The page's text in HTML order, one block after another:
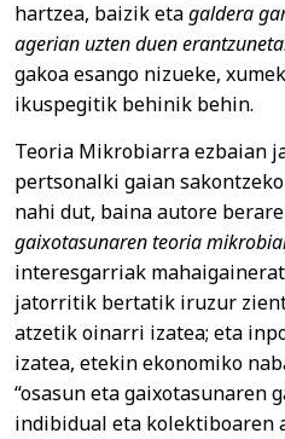
hartzea, baizik etagaldera
agerian uzten duen
gakoa esango nizueke,
ikuspegitik behinik behin.
Teoria Mikrobiarra ezbaian
pertsonalki gaian
nahi dut, baina autore
gaixotasunaren teoria
interesgarriak
jatorritik bertatik iruzur
atzetik oinarri izatea; eta
izatea, etekin ekonomiko
“osasun eta gaixotasunaren
indibidual eta kolektiboaren